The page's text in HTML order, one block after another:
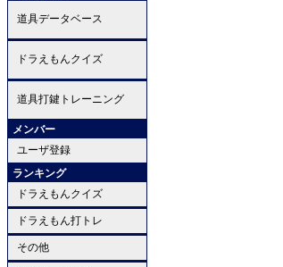
道具データベース
ドラえもんクイズ
道具打鍵トレーニング
メンバー
ユーザ登録
ランキング
ドラえもんクイズ
ドラえもん打トレ
その他